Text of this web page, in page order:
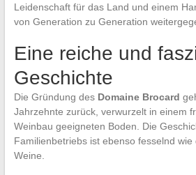
Leidenschaft für das Land und einem
von Generation zu Generation
Eine reiche und
Geschichte
Die Gründung des Domaine Brocard
Jahrzehnte zurück, verwurzelt in einem
Weinbau geeigneten Boden. Die
Familienbetriebs ist ebenso fesselnd
Weine.